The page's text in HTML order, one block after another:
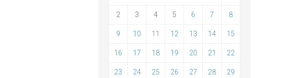
2 3 4 5 6 7 8
9 10 11 12 13 14 15
16 17 18 19 20 21 22
23 24 25 26 27 28 29